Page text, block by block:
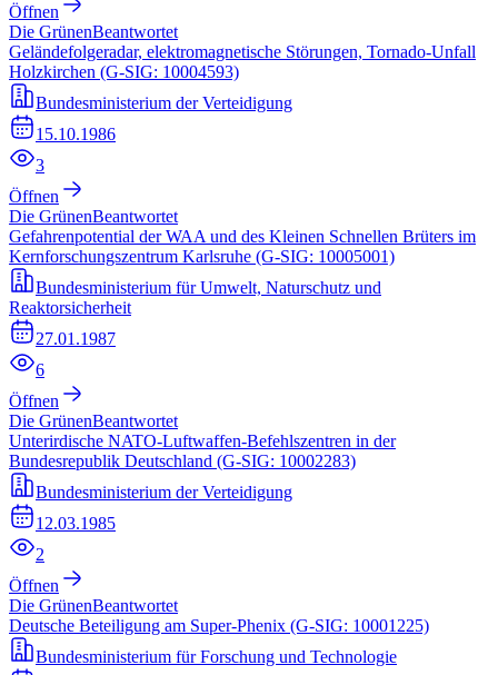
Öffnen
Die GrünenBeantwortet
Geländefolgeradar, elektromagnetische Störungen, Tornado-Unfall
Holzkirchen (G-SIG: 10004593)
Bundesministerium der Verteidigung
15.10.1986
3
Öffnen
Die GrünenBeantwortet
Gefahrenpotential der WAA und des Kleinen Schnellen Brüters im
Kernforschungszentrum Karlsruhe (G-SIG: 10005001)
Bundesministerium für Umwelt, Naturschutz und
Reaktorsicherheit
27.01.1987
6
Öffnen
Die GrünenBeantwortet
Unterirdische NATO-Luftwaffen-Befehlszentren in der
Bundesrepublik Deutschland (G-SIG: 10002283)
Bundesministerium der Verteidigung
12.03.1985
2
Öffnen
Die GrünenBeantwortet
Deutsche Beteiligung am Super-Phenix (G-SIG: 10001225)
Bundesministerium für Forschung und Technologie